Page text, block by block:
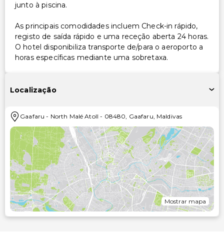
junto à piscina.
As principais comodidades incluem Check-in rápido,
registo de saída rápido e uma receção aberta 24 horas.
O hotel disponibiliza transporte de/para o aeroporto a
horas específicas mediante uma sobretaxa.
Localização
Gaafaru - North Malé Atoll - 08480, Gaafaru, Maldivas
Mostrar mapa